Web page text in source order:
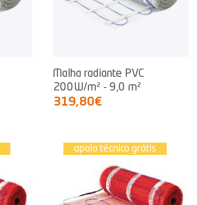
Malha radiante PVC
200W/m² - 9,0 m²
319,80€
apoio técnico grátis